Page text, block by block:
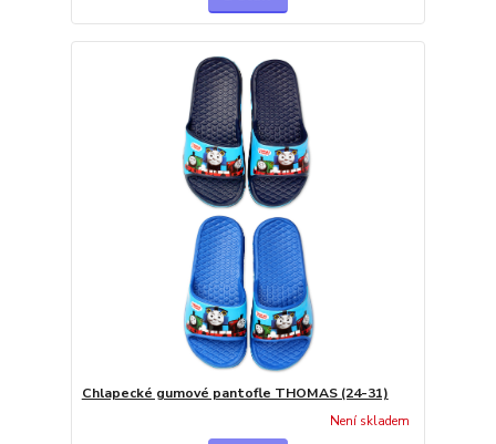
Chlapecké gumové pantofle THOMAS (24-31)
Není skladem